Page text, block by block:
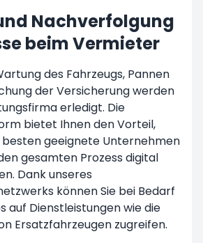
Nachverfolgung
beim Vermieter
des Fahrzeugs, Pannen
der Versicherung werden
erledigt. Die
bietet Ihnen den Vorteil,
besten geeignete Unternehmen
gesamten Prozess digital
Dank unseres
können Sie bei Bedarf
auf Dienstleistungen wie die
Ersatzfahrzeugen zugreifen.